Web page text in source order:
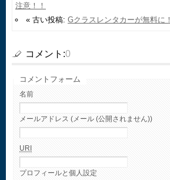
注意！！
« 古い投稿: Gクラスレンタカーが無料に！
コメント:0
コメントフォーム
名前
メールアドレス (メール (公開されません))
URI
プロフィールと個人設定